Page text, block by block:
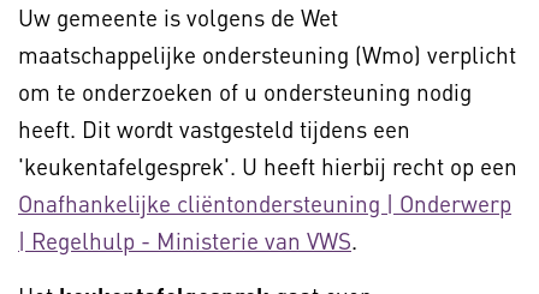
Uw gemeente is volgens de Wet
maatschappelijke ondersteuning (Wmo) verplicht
om te onderzoeken of u ondersteuning nodig
heeft. Dit wordt vastgesteld tijdens een
'keukentafelgesprek'. U heeft hierbij recht op een
Onafhankelijke cliëntondersteuning | Onderwerp
| Regelhulp - Ministerie van VWS.